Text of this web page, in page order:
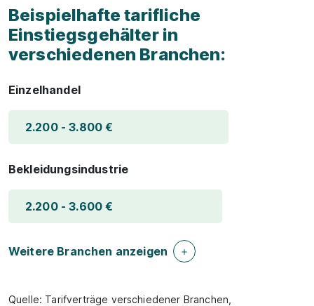
Beispielhafte tarifliche
Einstiegsgehälter in
verschiedenen Branchen:
Einzelhandel
2.200 - 3.800 €
Bekleidungsindustrie
2.200 - 3.600 €
Weitere Branchen anzeigen
Quelle: Tarifverträge verschiedener Branchen,